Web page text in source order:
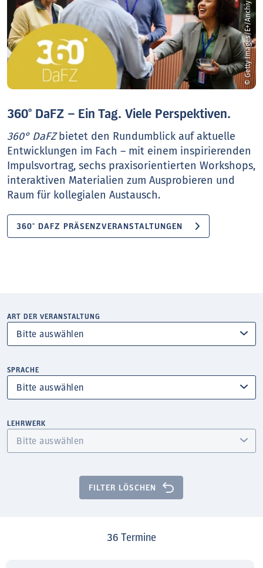
© Getty Images/E+/Anchiy
360° DaFZ – Ein Tag. Viele Perspektiven.
360° DaFZbietet den Rundumblick auf aktuelle
Entwicklungen im Fach – mit einem inspirierenden
Impulsvortrag, sechs praxisorientierten Workshops,
interaktiven Materialien zum Ausprobieren und
Raum für kollegialen Austausch.
360° DAFZ PRÄSENZVERANSTALTUNGEN
ART DER VERANSTALTUNG
SPRACHE
LEHRWERK
FILTER LÖSCHEN
36 Termine